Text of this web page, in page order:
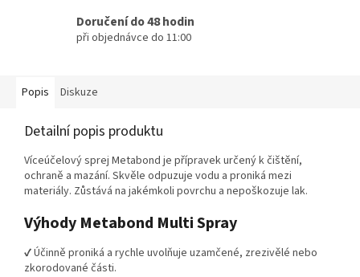
Doručení do 48 hodin
při objednávce do 11:00
Popis Diskuze
Detailní popis produktu
Víceúčelový sprej Metabond je přípravek určený k čištění,
ochraně a mazání. Skvěle odpuzuje vodu a proniká mezi
materiály. Zůstává na jakémkoli povrchu a nepoškozuje lak.
Výhody Metabond Multi Spray
✔ Účinně proniká a rychle uvolňuje uzamčené, zrezivělé nebo
zkorodované části.